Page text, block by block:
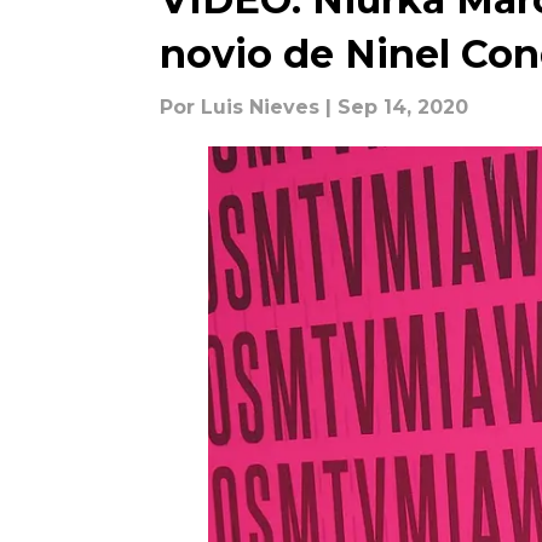
novio de Ninel
Por Luis Nieves | Sep 14, 2020